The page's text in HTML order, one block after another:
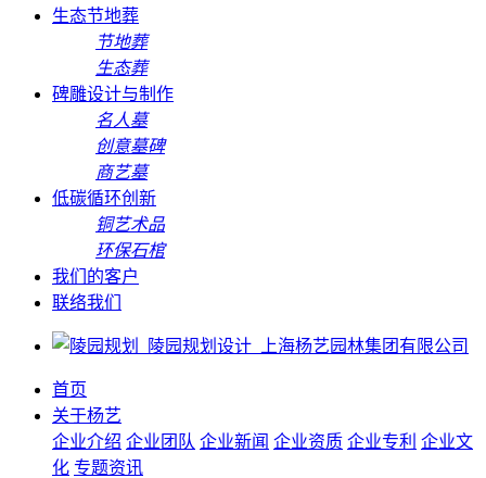
生态节地葬
节地葬
生态葬
碑雕设计与制作
名人墓
创意墓碑
商艺墓
低碳循环创新
铜艺术品
环保石棺
我们的客户
联络我们
首页
关于杨艺
企业介绍 企业团队 企业新闻 企业资质 企业专利 企业文
化 专题资讯